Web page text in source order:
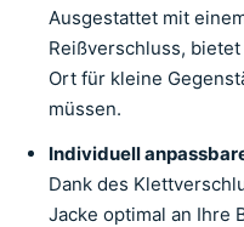
Ausgestattet mit
Reißverschluss,
Ort für kleine
müssen.
Individuell
Dank des
Jacke optimal an Ihre